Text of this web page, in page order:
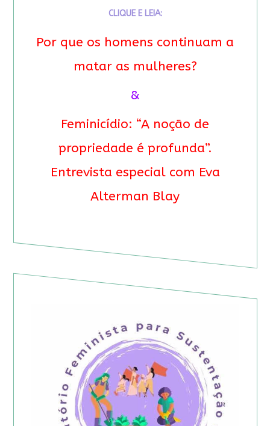
CLIQUE E LEIA:
Por que os homens continuam a
matar as mulheres?
&
Feminicídio: “A noção de
propriedade é profunda”.
Entrevista especial com Eva
Alterman Blay